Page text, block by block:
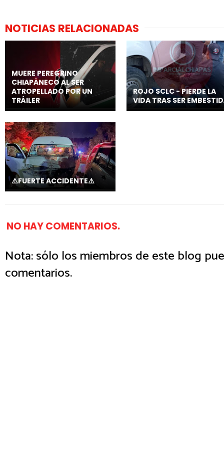
NOTICIAS RELACIONADAS
MUERE PEREGRINO
CHIAPANECO AL SER
ATROPELLADO POR UN
TRÁILER
ROJO SCLC - PIERDE LA
VIDA TRAS SER
⚠️FUERTE ACCIDENTE⚠️
NO HAY COMENTARIOS.
Nota: sólo los miembros de este blog
comentarios.